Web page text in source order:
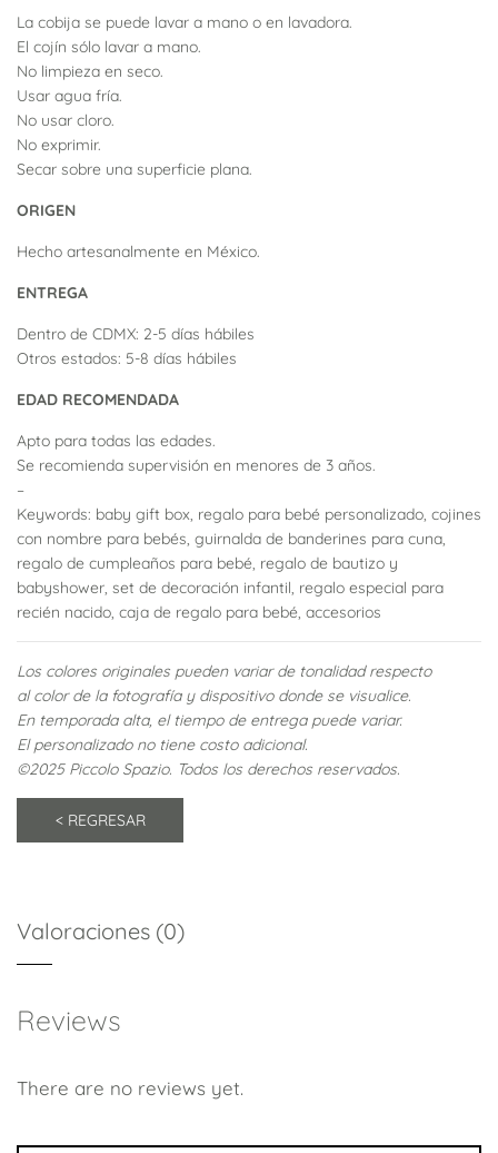
La cobija se puede lavar a mano o en lavadora.
El cojín sólo lavar a mano.
No limpieza en seco.
Usar agua fría.
No usar cloro.
No exprimir.
Secar sobre una superficie plana.
ORIGEN
Hecho artesanalmente en México.
ENTREGA
Dentro de CDMX: 2-5 días hábiles
Otros estados: 5-8 días hábiles
EDAD RECOMENDADA
Apto para todas las edades.
Se recomienda supervisión en menores de 3 años.
–
Keywords: baby gift box, regalo para bebé personalizado, cojines
con nombre para bebés, guirnalda de banderines para cuna,
regalo de cumpleaños para bebé, regalo de bautizo y
babyshower, set de decoración infantil, regalo especial para
recién nacido, caja de regalo para bebé, accesorios
Los colores originales pueden variar de tonalidad respecto
al color de la fotografía y dispositivo donde se visualice.
En temporada alta, el tiempo de entrega puede variar.
El personalizado no tiene costo adicional.
©2025 Piccolo Spazio. Todos los derechos reservados.
Valoraciones (0)
Reviews
There are no reviews yet.